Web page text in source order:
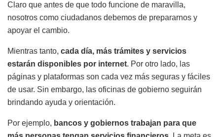
Claro que antes de que todo funcione de maravilla,
nosotros como ciudadanos debemos de prepararnos y
apoyar el cambio.
Mientras tanto, cada día, más trámites y servicios
estarán disponibles por internet. Por otro lado, las
páginas y plataformas son cada vez más seguras y fáciles
de usar. Sin embargo, las oficinas de gobierno seguirán
brindando ayuda y orientación.
Por ejemplo, bancos y gobiernos trabajan para que